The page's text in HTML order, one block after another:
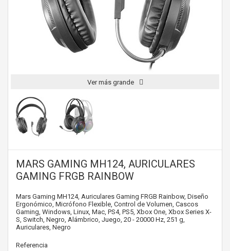
Ver más grande
MARS GAMING MH124, AURICULARES
GAMING FRGB RAINBOW
Mars Gaming MH124, Auriculares Gaming FRGB Rainbow, Diseño
Ergonómico, Micrófono Flexible, Control de Volumen, Cascos
Gaming, Windows, Linux, Mac, PS4, PS5, Xbox One, Xbox Series X-
S, Switch, Negro, Alámbrico, Juego, 20 - 20000 Hz, 251 g,
Auriculares, Negro
Referencia